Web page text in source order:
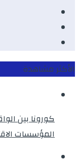
الأكثر مشاهدة
كورونا بين
المؤسسات